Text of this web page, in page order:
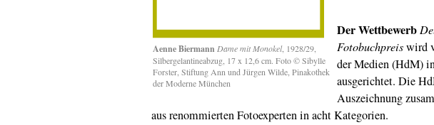
Aenne Biermann Dame mit Monokel, 1928/29,
Silbergelantineabzug, 17 x 12,6 cm. Foto © Sibylle
Forster, Stiftung Ann und Jürgen Wilde, Pinakothek
der Moderne München
Der Wettbewerb
Fotobuchpreiswird
der Medien (HdM)
ausgerichtet. Die
Auszeichnung
aus renommierten Fotoexperten in acht Kategorien.